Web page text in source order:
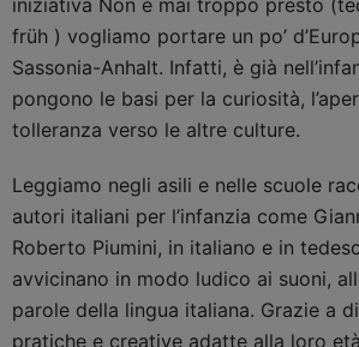
iniziativa Non è mai troppo presto
früh ) vogliamo portare un po’
Sassonia-Anhalt. Infatti, è già
pongono le basi per la curiosità,
tolleranza verso le altre culture.
Leggiamo negli asili e nelle scuole
autori italiani per l’infanzia come
Roberto Piumini, in italiano e in
avvicinano in modo ludico ai suoni,
parole della lingua italiana. Grazie a
pratiche e creative adatte alla loro